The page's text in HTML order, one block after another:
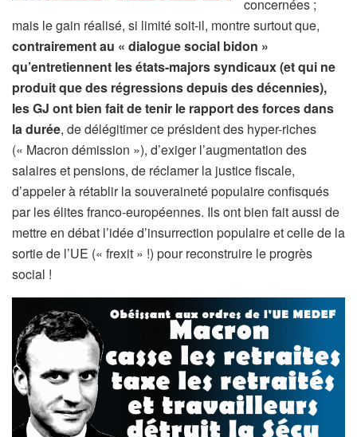
concernées ;
mais le gain réalisé, si limité soit-il, montre surtout que,
contrairement au « dialogue social bidon »
qu’entretiennent les états-majors syndicaux (et qui ne
produit que des régressions depuis des décennies),
les GJ ont bien fait de tenir le rapport des forces dans
la durée, de délégitimer ce président des hyper-riches
(« Macron démission »), d’exiger l’augmentation des
salaires et pensions, de réclamer la justice fiscale,
d’appeler à rétablir la souveraineté populaire confisqués
par les élites franco-européennes. Ils ont bien fait aussi de
mettre en débat l’idée d’insurrection populaire et celle de la
sortie de l’UE (« frexit » !) pour reconstruire le progrès
social !